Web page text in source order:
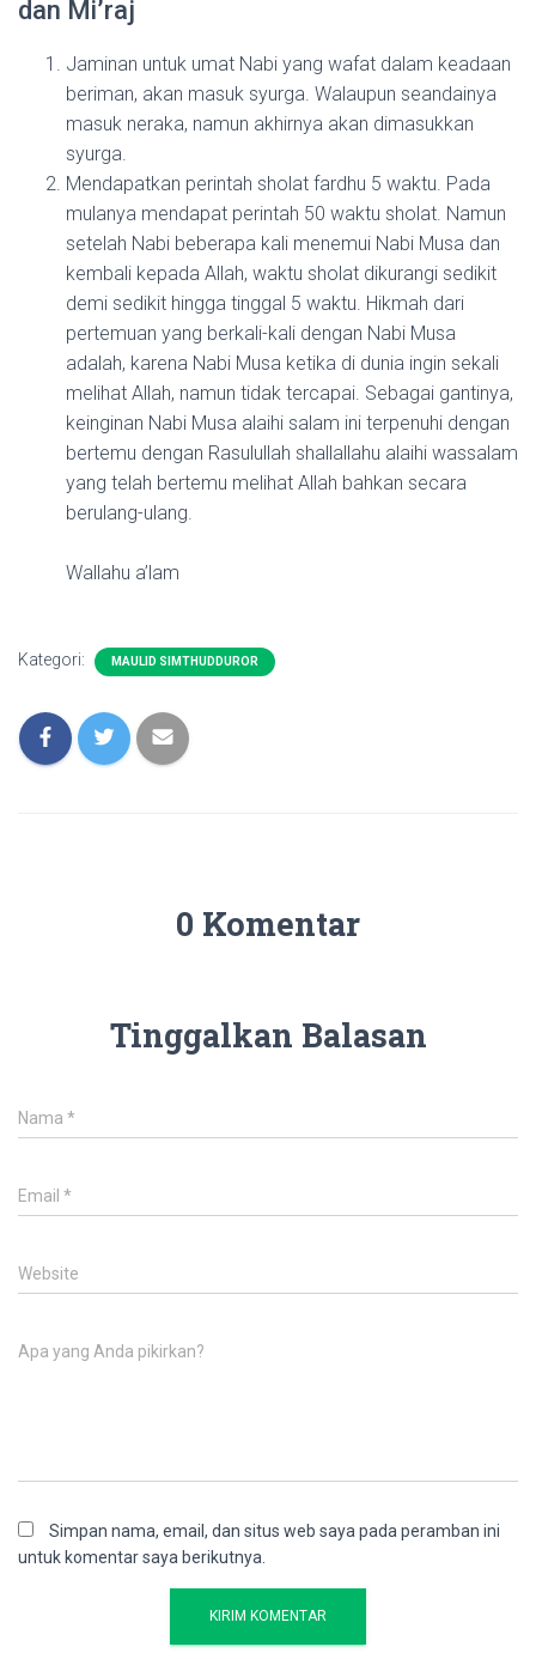
dan Mi’raj
Jaminan untuk umat Nabi yang wafat dalam keadaan
beriman, akan masuk syurga. Walaupun seandainya
masuk neraka, namun akhirnya akan dimasukkan
syurga.
Mendapatkan perintah sholat fardhu 5 waktu. Pada
mulanya mendapat perintah 50 waktu sholat. Namun
setelah Nabi beberapa kali menemui Nabi Musa dan
kembali kepada Allah, waktu sholat dikurangi sedikit
demi sedikit hingga tinggal 5 waktu. Hikmah dari
pertemuan yang berkali-kali dengan Nabi Musa
adalah, karena Nabi Musa ketika di dunia ingin sekali
melihat Allah, namun tidak tercapai. Sebagai gantinya,
keinginan Nabi Musa alaihi salam ini terpenuhi dengan
bertemu dengan Rasulullah shallallahu alaihi wassalam
yang telah bertemu melihat Allah bahkan secara
berulang-ulang.
Wallahu a’lam
Kategori: MAULID SIMTHUDDUROR
0 Komentar
Tinggalkan Balasan
Nama *
Email *
Website
Apa yang Anda pikirkan?
Simpan nama, email, dan situs web saya pada peramban ini
untuk komentar saya berikutnya.